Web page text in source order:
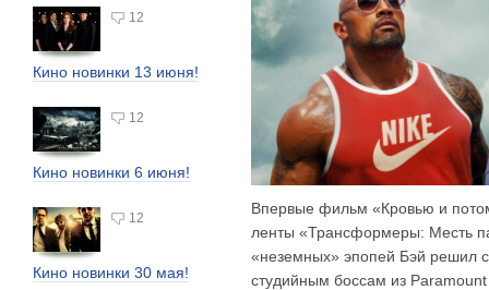
12
Кино новинки 13 июня!
12
Кино новинки 6 июня!
12
Кино новинки 30 мая!
Впервые фильм «Кровью и
ленты «Трансформеры: Месть
«неземных» эпопей Бэй решил
студийным боссам из Paramount